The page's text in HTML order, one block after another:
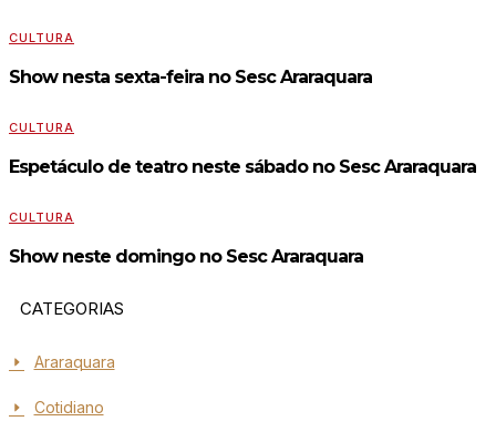
CULTURA
Show nesta sexta-feira no Sesc Araraquara
CULTURA
Espetáculo de teatro neste sábado no Sesc Araraquara
CULTURA
Show neste domingo no Sesc Araraquara
CATEGORIAS
Araraquara
Cotidiano